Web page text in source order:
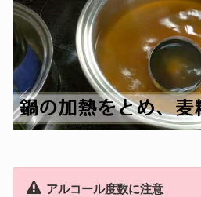
アルコール度数に注意